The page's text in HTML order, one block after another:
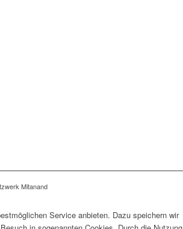
Mitanand
Service anbieten. Dazu speichern wir